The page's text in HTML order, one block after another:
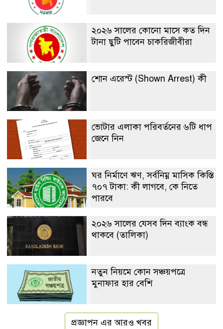
২০২৬ সালের কোনো মাসে কত দিন
টানা ছুটি পাবেন চাকরিজীবীরা
শোন এরেস্ট (Shown Arrest) কী
ভোটার এলাকা পরিবর্তনের ৬টি ধাপ
জেনে নিন
ঘর নির্মাণে ঋণ, সর্বনিম্ন মাসিক কিস্তি
৭০৭ টাকা: কী লাগবে, কে নিতে
পারবে
২০২৬ সালের যেসব দিন ব্যাংক বন্ধ
থাকবে (তালিকা)
নতুন নিয়মে কোন সঞ্চয়পত্রে
মুনাফার হার বেশি
প্রজ্ঞাপন এর আরও খবর